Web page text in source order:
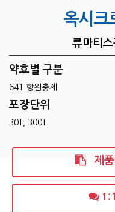
옥시크
류마티
약효별 구분
641 항원충제
포장단위
30T, 300T
제